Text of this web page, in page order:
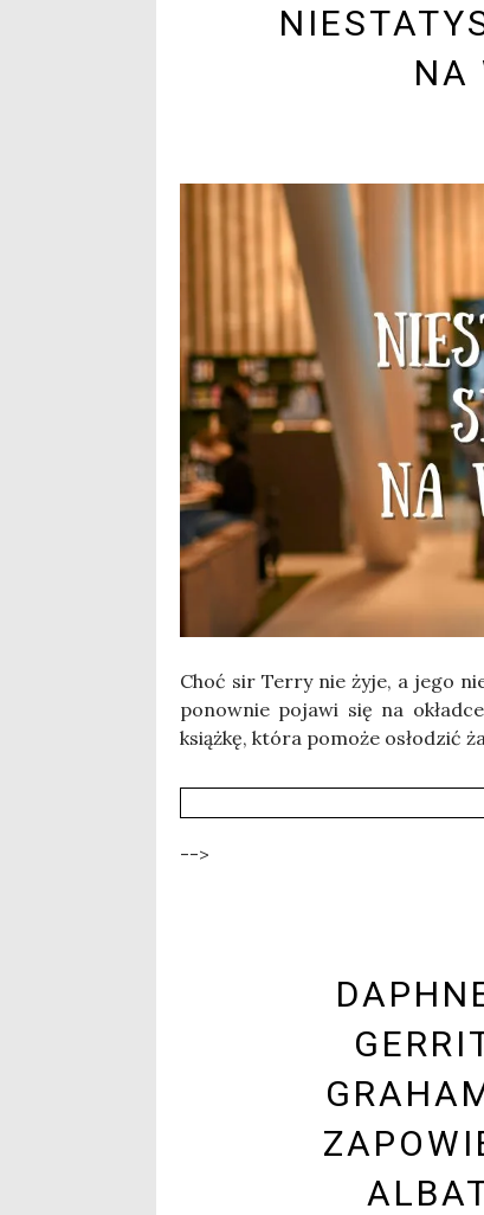
NA
Choć sir Ter­ry nie żyje, a jego
ponow­nie poja­wi się na
książ­kę, któ­ra pomo­że osło­dzić
-->